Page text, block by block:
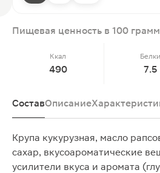
Пищевая ценность в 100
Ккал
490
Белки
7.5
СоставОписание
Крупа кукурузная, масло
сахар, вкусоароматические
усилители вкуса и аромата